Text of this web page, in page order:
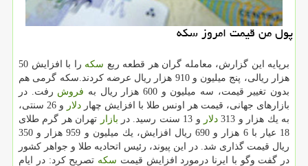
پول من قیمت امروز سكه
برپایه این گزارش، معامله گران هر قطعه ربع سكه
را با افزایش 50
هزار ریالی، پنج میلیون و 910 هزار ریال عرضه كردند.سكه گرمی هم
بدون تغییر قیمت، سه میلیون و 600 هزار ریال به
فروش رفت. در
بازارهای جهانی، قیمت هر اونس طلا با افزایش چهار دلار
و 26 سنتی،
به یك هزار و 313
دلار و 13 سنت رسید. در بازار تهران هر گرم طلای
18 عیار با 6 هزار و 690 ریال افزایش، یك میلیون و 959 هزار و 350
ریال قیمت گذاری شد. در این پیوند، رئیس اتحادیه طلا و جواهر كشور
در گفت وگو با ایرنا درمورد افزایش قیمت سكه تصریح كرد: در ایام